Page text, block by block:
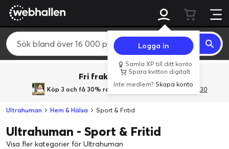
Logga in
Samla XP till ditt konto
Spara kvitton digitalt
Inte medlem?Skapa konto
Fri frakt över 800 kr.
Köp 3 och få 30% rabatt med rabattkoden 3Gives30
Ultrahuman Hem & Hälsa Sport & Fritid
Ultrahuman - Sport & Fritid
Visa fler kategorier för Ultrahuman